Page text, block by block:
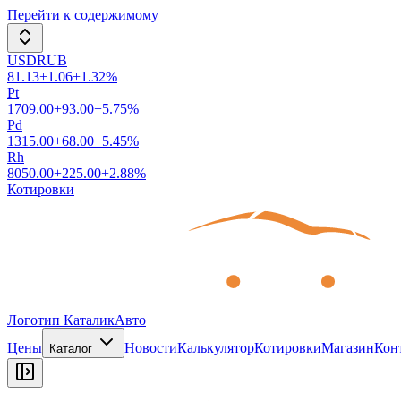
Перейти к содержимому
USDRUB
81.13+1.06+1.32%
Pt
1709.00+93.00+5.75%
Pd
1315.00+68.00+5.45%
Rh
8050.00+225.00+2.88%
Котировки
Логотип КаталикАвто
Цены
Каталог НовостиКалькуляторКотировкиМагазин